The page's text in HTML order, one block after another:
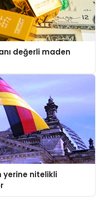
değerli maden
yerine nitelikli